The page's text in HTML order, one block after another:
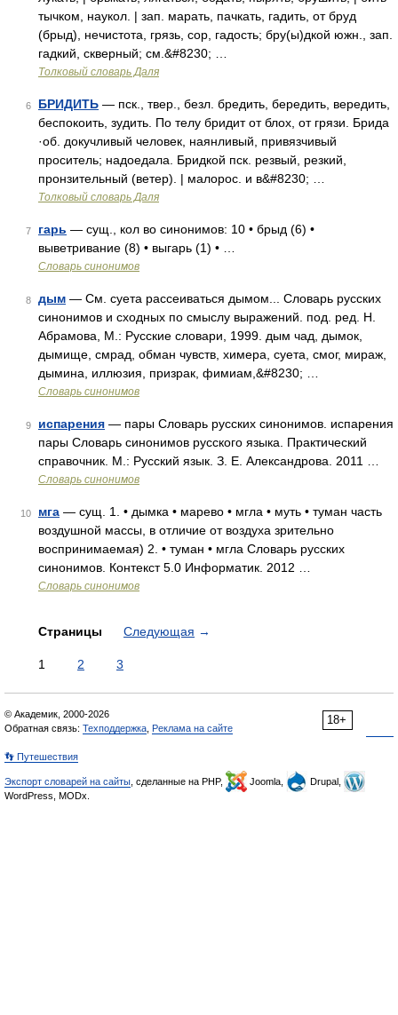
тычком, наукол. | зап. марать, пачкать, гадить, от бруд
(брыд), нечистота, грязь, сор, гадость; бру(ы)дкой южн., зап.
гадкий, скверный; см.&#8230; …
Толковый словарь Даля
6 БРИДИТЬ — пск., твер., безл. бредить, бередить, вередить,
беспокоить, зудить. По телу бридит от блох, от грязи. Брида
·об. докучливый человек, наянливый, привязчивый
проситель; надоедала. Бридкой пск. резвый, резкий,
пронзительный (ветер). | малорос. и в&#8230; …
Толковый словарь Даля
7 гарь — сущ., кол во синонимов: 10 • брыд (6) •
выветривание (8) • выгарь (1) • …
Словарь синонимов
8 дым — См. суета рассеиваться дымом... Словарь русских
синонимов и сходных по смыслу выражений. под. ред. Н.
Абрамова, М.: Русские словари, 1999. дым чад, дымок,
дымище, смрад, обман чувств, химера, суета, смог, мираж,
дымина, иллюзия, призрак, фимиам,&#8230; …
Словарь синонимов
9 испарения — пары Словарь русских синонимов. испарения
пары Словарь синонимов русского языка. Практический
справочник. М.: Русский язык. З. Е. Александрова. 2011 …
Словарь синонимов
10 мга — сущ. 1. • дымка • марево • мгла • муть • туман часть
воздушной массы, в отличие от воздуха зрительно
воспринимаемая) 2. • туман • мгла Словарь русских
синонимов. Контекст 5.0 Информатик. 2012 …
Словарь синонимов
Страницы Следующая →
1 2 3
18+
© Академик, 2000-2026
Обратная связь: Техподдержка Реклама на сайте
👣 Путешествия
Экспорт словарей на сайты , сделанные на PHP, Joomla,
Drupal,
WordPress, MODx.